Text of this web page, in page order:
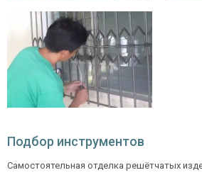
Подбор инструментов
Самостоятельная отделка решётчатых